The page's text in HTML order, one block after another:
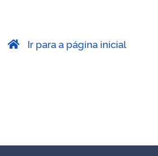
Ir para a página inicial